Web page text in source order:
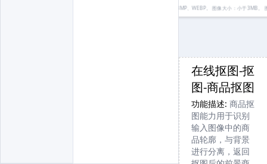
图片格式：JPEG、JPG、PNG（不支持8位、16位、64位PNG）、BMP、WEBP。 图像大小：小于3MB
如果图片分辨
率太大，请使
用 【通用抠
图】 --> 【通用
高清抠图】
在线抠图-抠
图-商品抠图
功能描述: 商品抠
图能力用于识别
输入图像中的商
品轮廓，与背景
进行分离，返回